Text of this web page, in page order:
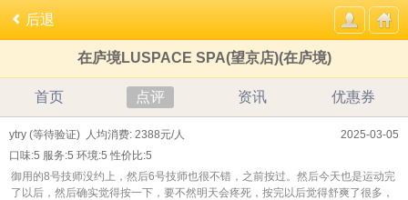
后退
在庐境LUSPACE SPA(望京店)(在庐境)
首页 点评 资讯 优惠券
2025-03-05
ytry (等待验证) 人均消费: 2388元/人
口味:5 服务:5 环境:5 性价比:5
御用的8号技师没约上，然后6号技师也很不错，之前按过。然后今天也是运动完
了以后，然后确实觉得按一下，要不然明天会疼死，按完以后觉得舒爽了很多，